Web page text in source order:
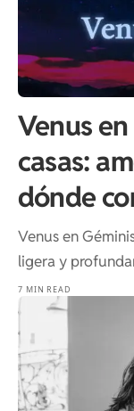
Venus
casas:
dónde
Venus en
ligera y
7 MIN READ